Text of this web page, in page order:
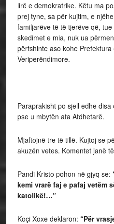
lirë e demokratrike. Këtu ma
prej tyne, sa për kujtim, e
familjarëve të të tjerëve që,
skedimet e mia, nuk ua
përfshinte aso kohe
Veriperëndimore.
Paraprakisht po sjell edhe
pse u mbytën ata Atdhetarë.
Mjaftojnë tre të tillë. Kujtoj se
akuzën vetes. Komentet janë
Pandi Kristo pohon në gjyq se:
kemi vrarë faj e pafaj vetëm
katolikë!…”
Koçi Xoxe deklaron: “Për